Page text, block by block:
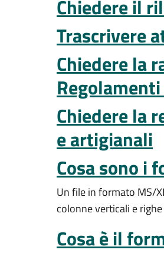
Chiedere il
Trascrivere
Chiedere la
Chiedere la
e artigianali
Cosa sono i
Un file in formato MS/
colonne verticali e
Cosa è il